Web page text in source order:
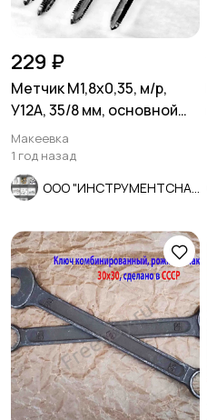
229 ₽
Метчик М1,8х0,35, м/р,
У12А, 35/8 мм, основной
шаг, СССР.
Макеевка
1 год назад